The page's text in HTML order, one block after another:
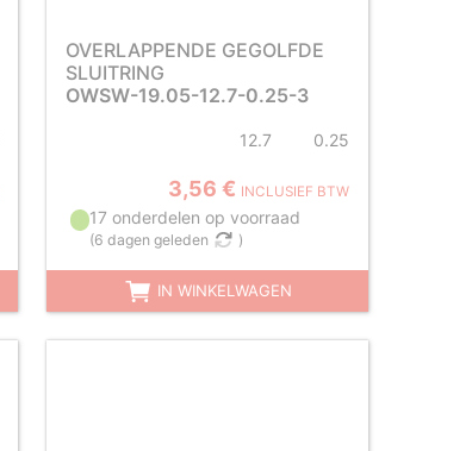
OVERLAPPENDE GEGOLFDE
SLUITRING
OWSW-19.05-12.7-0.25-3
12.7 0.25
3,56 € INCLUSIEF BTW
17 onderdelen op voorraad
(6 dagen geleden )
IN WINKELWAGEN